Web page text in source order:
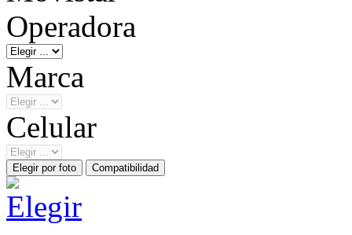
Operadora
Marca
Celular